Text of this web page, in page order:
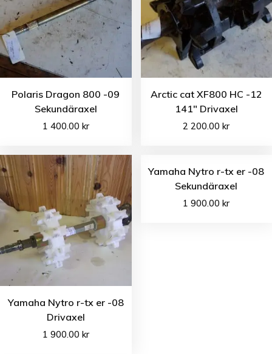
Polaris Dragon 800 -09
Sekundäraxel
1 400.00 kr
Arctic cat XF800 HC -12
141″ Drivaxel
2 200.00kr
Yamaha Nytro r-tx er -08
Drivaxel
1 900.00 kr
Yamaha Nytro r-tx er -08
Sekundäraxel
1 900.00kr